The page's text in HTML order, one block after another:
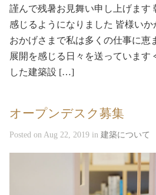
謹んで残暑お見舞い申し上げます
感じるようになりました 皆様い
おかげさまで私は多くの仕事に恵
展開を感じる日々を送っています
した建築設 […]
オープンデスク募集
Posted on Aug 22, 2019 in 建築について